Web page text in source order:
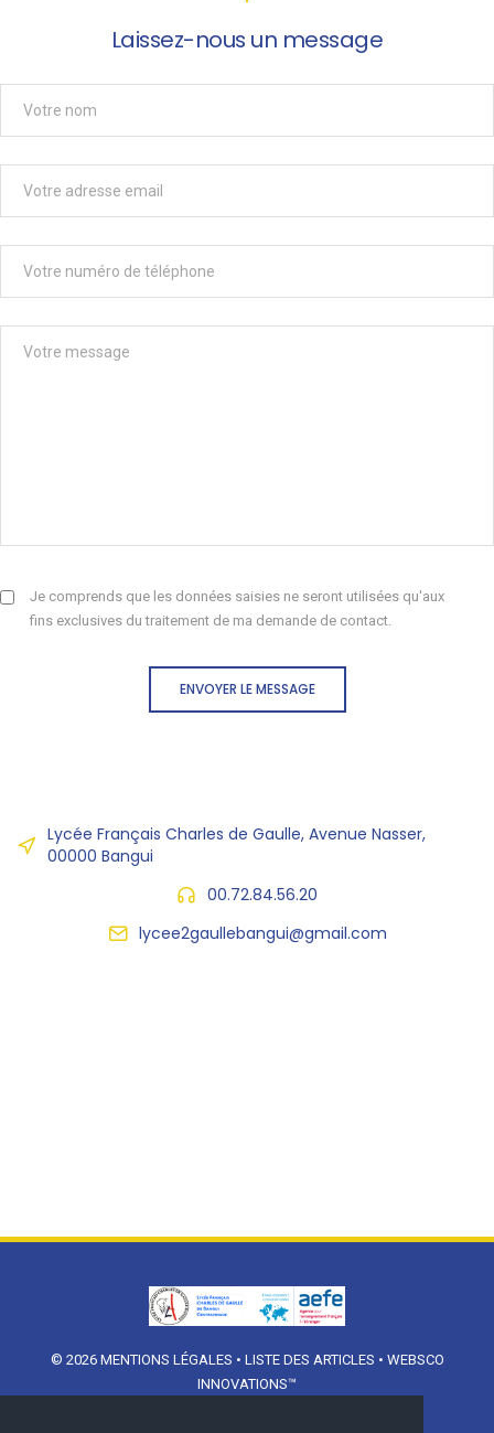
Laissez-nous un message
Je comprends que les données saisies ne seront utilisées qu'aux
fins exclusives du traitement de ma demande de contact.
ENVOYER LE MESSAGE
Lycée Français Charles de Gaulle, Avenue Nasser,
00000 Bangui
00.72.84.56.20
lycee2gaullebangui@gmail.com
© 2026 MENTIONS LÉGALES • LISTE DES ARTICLES • WEBSCO
INNOVATIONS™